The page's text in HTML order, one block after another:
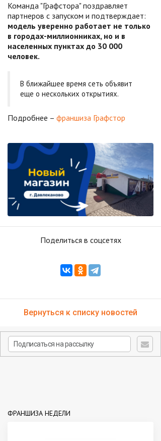
Команда "Графстора" поздравляет
партнеров с запуском и подтверждает:
модель уверенно работает не только
в городах-миллионниках, но и в
населенных пунктах до 30 000
человек.
В ближайшее время сеть объявит
еще о нескольких открытиях.
Подробнее – франшиза Графстор
Поделиться в соцсетях
Вернуться к списку новостей
ФРАНШИЗА НЕДЕЛИ